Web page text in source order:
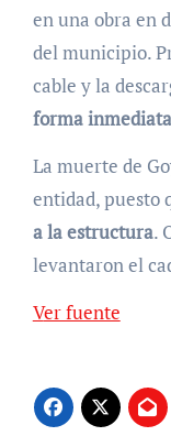
en una obra en
del municipio.
cable y la
forma inmediata
La muerte de
entidad, puesto
a la estructura.
levantaron el
Ver fuente